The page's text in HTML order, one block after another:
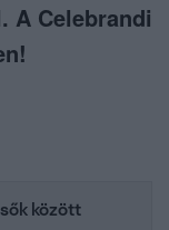
A Celebrandi
között